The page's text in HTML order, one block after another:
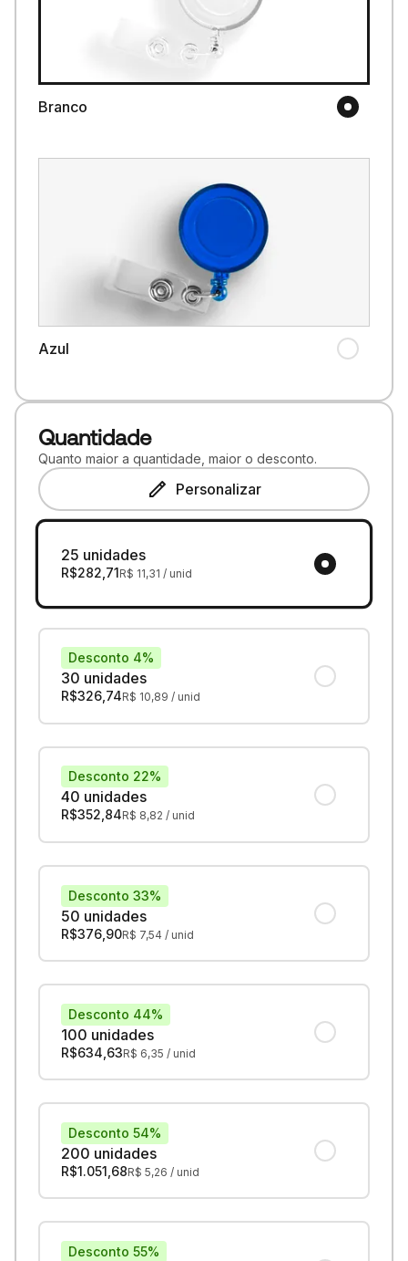
Branco
Azul
Quantidade
Quanto maior a quantidade, maior o desconto.
Personalizar
25 unidades
R$282,71R$ 11,31 / unid
30 unidades
Desconto 4%
R$326,74R$ 10,89 / unid
40 unidades
Desconto 22%
R$352,84R$ 8,82 / unid
50 unidades
Desconto 33%
R$376,90R$ 7,54 / unid
100 unidades
Desconto 44%
R$634,63R$ 6,35 / unid
200 unidades
Desconto 54%
R$1.051,68R$5,26 / unid
Desconto 55%